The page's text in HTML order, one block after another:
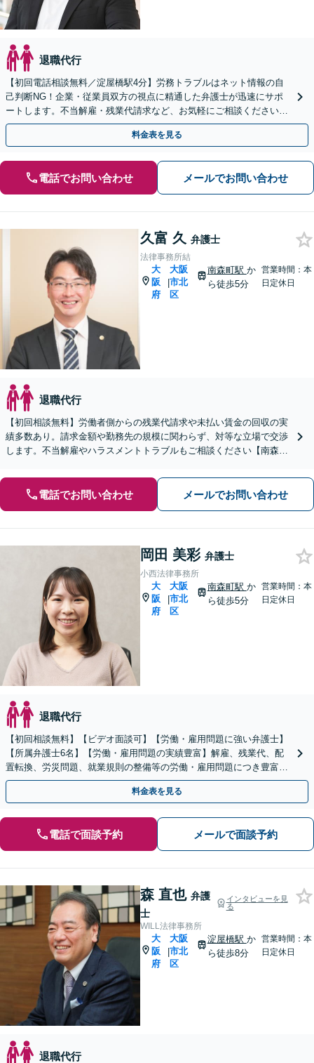
退職代行
【初回電話相談無料／淀屋橋駅4分】労務トラブルはネット情報の自
己判断NG！企業・従業員双方の視点に精通した弁護士が迅速にサポ
ートします。不当解雇・残業代請求など、お気軽にご相談ください
【ご依頼後LINE相談可】
料金表を見る
電話でお問い合わせ メールでお問い合わせ
久富 久 弁護士
法律事務所結
大
阪
府
|
大阪
市北
区
南森町駅 か
ら徒歩5分
営業時間：本
日定休日
退職代行
【初回相談無料】労働者側からの残業代請求や未払い賃金の回収の実
績多数あり。請求金額や勤務先の規模に関わらず、対等な立場で交渉
します。不当解雇やハラスメントトラブルもご相談ください【南森町
電話でお問い合わせ メールでお問い合わせ
岡田 美彩 弁護士
小西法律事務所
大
阪
府
|
大阪
市北
区
南森町駅 か
ら徒歩5分
営業時間：本
日定休日
退職代行
【初回相談無料】【ビデオ面談可】【労働・雇用問題に強い弁護士】
【所属弁護士6名】【労働・雇用問題の実績豊富】解雇、残業代、配
置転換、労災問題、就業規則の整備等の労働・雇用問題につき豊富な
対応実績【完全個室対応】
料金表を見る
電話で面談予約 メールで面談予約
森 直也 弁護
士
インタビューを見
る
WILL法律事務所
大
阪
府
|
大阪
市北
区
淀屋橋駅 か
ら徒歩8分
営業時間：本
日定休日
退職代行